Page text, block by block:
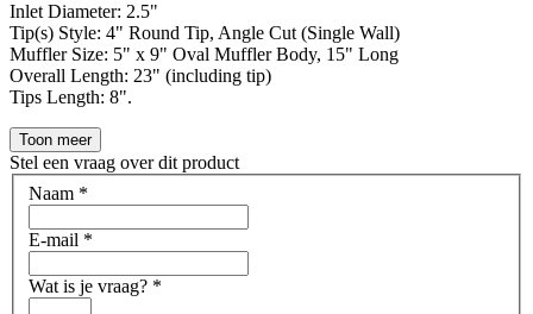
Inlet Diameter: 2.5"
Tip(s) Style: 4" Round Tip, Angle Cut (Single Wall)
Muffler Size: 5" x 9" Oval Muffler Body, 15" Long
Overall Length: 23" (including tip)
Tips Length: 8".
Toon meer
Stel een vraag over dit product
Naam *
E-mail *
Wat is je vraag? *